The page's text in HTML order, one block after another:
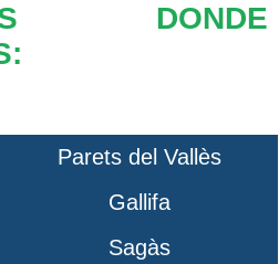
DONDE
Parets del Vallès
Gallifa
Sagàs